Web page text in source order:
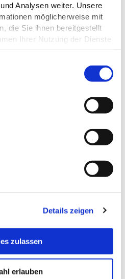
Analysen weiter. Unsere
möglicherweise mit
die Sie ihnen bereitgestellt
Ihrer Nutzung der Dienste
Details zeigen
zulassen
erlauben
DICH AUCH
© TI GPS Anne Weise